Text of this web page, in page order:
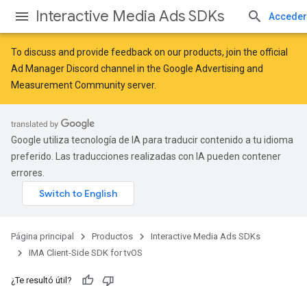
Interactive Media Ads SDKs Acceder
To discuss and provide feedback on our products, join the official
Ad Manager Discord channel in the Google Advertising and
Measurement Communityserver.
Google utiliza tecnología de IA para traducir contenido a tu idioma
preferido. Las traducciones realizadas con IA pueden contener
errores.
Página principal Productos
Interactive Media Ads SDKs
IMA Client-Side SDK for tvOS
¿Te resultó útil?